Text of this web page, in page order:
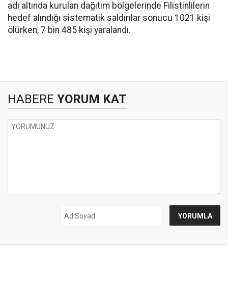
adı altında kurulan dağıtım bölgelerinde Filistinlilerin
hedef alındığı sistematik saldırılar sonucu 1021 kişi
ölürken, 7 bin 485 kişi yaralandı.
HABERE YORUM KAT